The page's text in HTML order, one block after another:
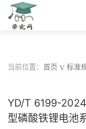
当前位置： 首页 标准
YD/T 6199-
型磷酸铁锂电池